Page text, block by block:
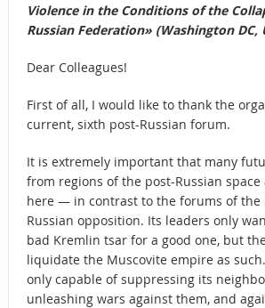
Violence in the Conditions of the
Russian Federation» (Washington DC,
Dear Colleagues!
First of all, I would like to thank the
current, sixth post-Russian forum.
It is extremely important that many
from regions of the post-Russian
here — in contrast to the forums of the
Russian opposition. Its leaders only
bad Kremlin tsar for a good one, but
liquidate the Muscovite empire as
only capable of suppressing its
unleashing wars against them, and